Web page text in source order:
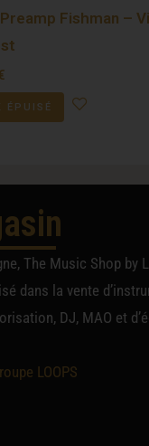
Fishman –
ÉPUISÉ
The Music Shop by
dans la vente
DJ, MAO et
LOOPS